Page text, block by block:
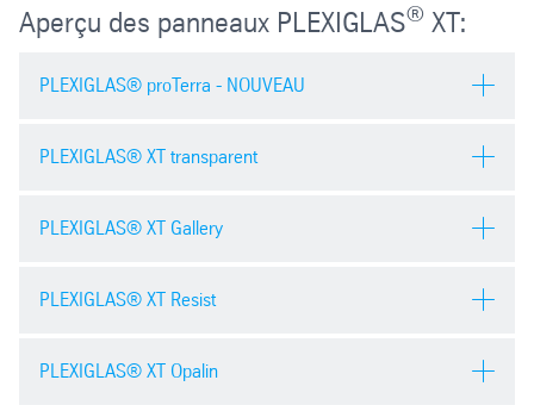
Aperçu des panneaux PLEXIGLAS® XT:
PLEXIGLAS® proTerra - NOUVEAU
PLEXIGLAS® XT transparent
PLEXIGLAS® XT Gallery
PLEXIGLAS® XT Resist
PLEXIGLAS® XT Opalin